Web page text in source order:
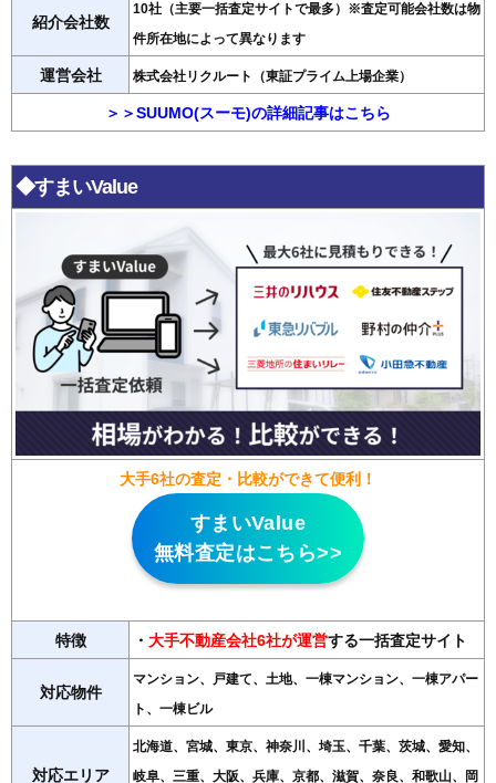
紹介会社数
10社（主要一括査定サイトで最多）※査定可能会社数は物
件所在地によって異なります
運営会社 株式会社リクルート（東証プライム上場企業）
＞＞SUUMO(スーモ)の詳細記事はこちら
◆すまいValue
大手6社の査定・比較ができて便利！
すまいValue
無料査定はこちら>>
特徴 ・ 大手不動産会社6社が運営する一括査定サイト
対応物件
マンション、戸建て、土地、一棟マンション、一棟アパー
ト、一棟ビル
対応エリア
北海道、宮城、東京、神奈川、埼玉、千葉、茨城、愛知、
岐阜、三重、大阪、兵庫、京都、滋賀、奈良、和歌山、岡